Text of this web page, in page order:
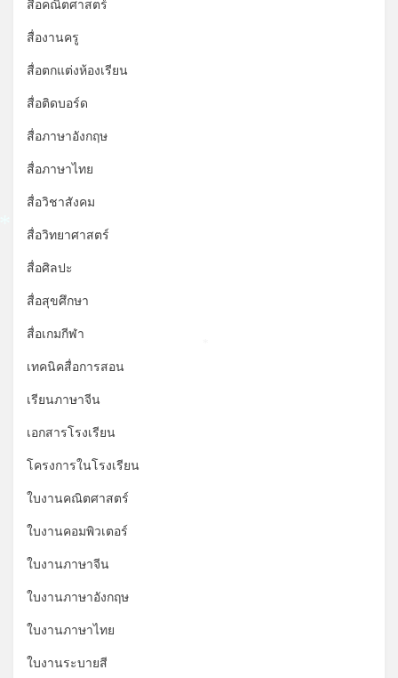
สื่อคณิตศาสตร์
สื่องานครู
สื่อตกแต่งห้องเรียน
สื่อติดบอร์ด
สื่อภาษาอังกฤษ
สื่อภาษาไทย
สื่อวิชาสังคม
สื่อวิทยาศาสตร์
สื่อศิลปะ
สื่อสุขศึกษา
สื่อเกมกีฬา
เทคนิคสื่อการสอน
เรียนภาษาจีน
เอกสารโรงเรียน
โครงการในโรงเรียน
ใบงานคณิตศาสตร์
ใบงานคอมพิวเตอร์
ใบงานภาษาจีน
ใบงานภาษาอังกฤษ
ใบงานภาษาไทย
ใบงานระบายสี